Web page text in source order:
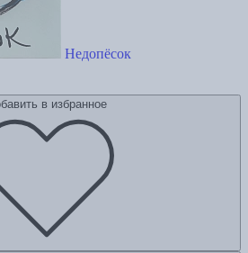
Недопёсок
в избранное